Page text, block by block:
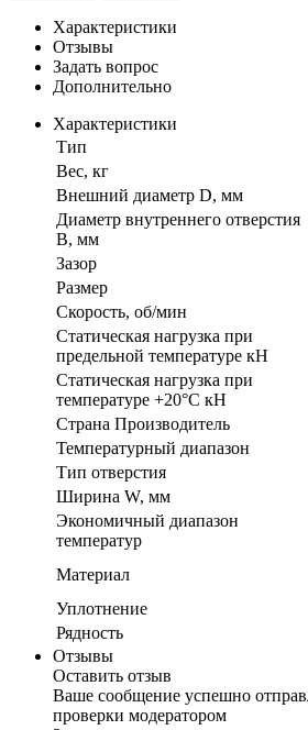
Характеристики
Отзывы
Задать вопрос
Дополнительно
Характеристики
Тип
Вес, кг
Внешний диаметр D, мм
Диаметр внутреннего отверстия
B, мм
Зазор
Размер
Скорость, об/мин
Статическая нагрузка при
предельной температуре кН
Статическая нагрузка при
температуре +20°С кН
Страна Производитель
Температурный диапазон
Тип отверстия
Ширина W, мм
Экономичный диапазон
температур
Материал
Уплотнение
Рядность
Отзывы
Оставить отзыв
Ваше сообщение успешно
проверки модератором